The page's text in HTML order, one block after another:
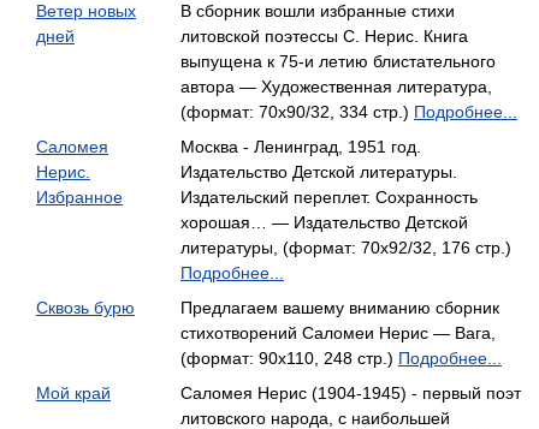
Ветер новых
дней
В сборник вошли избранные стихи
литовской поэтессы С. Нерис. Книга
выпущена к 75-и летию блистательного
автора — Художественная литература,
(формат: 70x90/32, 334 стр.) Подробнее...
Саломея
Нерис.
Избранное
Москва - Ленинград, 1951 год.
Издательство Детской литературы.
Издательский переплет. Сохранность
хорошая… — Издательство Детской
литературы, (формат: 70x92/32, 176 стр.)
Подробнее...
Сквозь бурю
Предлагаем вашему вниманию сборник
стихотворений Саломеи Нерис — Вага,
(формат: 90x110, 248 стр.) Подробнее...
Мой край
Саломея Нерис (1904-1945) - первый поэт
литовского народа, с наибольшей